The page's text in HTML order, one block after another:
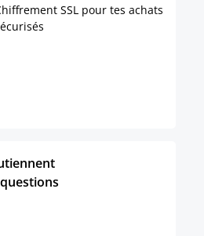
SSL pour tes achats